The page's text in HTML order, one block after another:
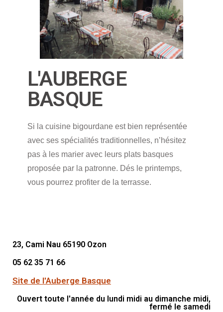
L'AUBERGE
BASQUE
Si la cuisine bigourdane est bien représentée
avec ses spécialités traditionnelles, n’hésitez
pas à les marier avec leurs plats basques
proposée par la patronne. Dés le printemps,
vous pourrez profiter de la terrasse.
23, Cami Nau 65190 Ozon
05 62 35 71 66
Site de l'Auberge Basque
Ouvert toute l'année du lundi midi au dimanche midi,
fermé le samedi